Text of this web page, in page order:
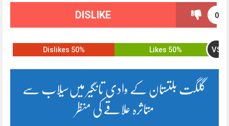
0
DISLIKE
50% Likes VS
50% Dislikes
گلگت بلتستان کے وادی تانگیر میں‌سیلاب سے
متاثرہ علاقے کی منظر